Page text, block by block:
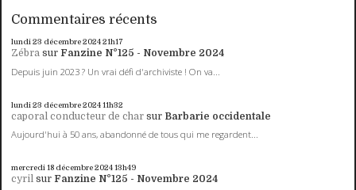
Commentaires récents
lundi 23 décembre 202421h17
Zébra sur Fanzine N°125 - Novembre 2024
Depuis juin 2023 ? Un vrai défi d'archiviste ! On va...
lundi 23 décembre 202411h32
caporal conducteur de char sur Barbarie occidentale
Aujourd'hui à 50 ans, abandonné de tous qui me regardent...
mercredi 18 décembre 202413h49
cyril sur Fanzine N°125 - Novembre 2024